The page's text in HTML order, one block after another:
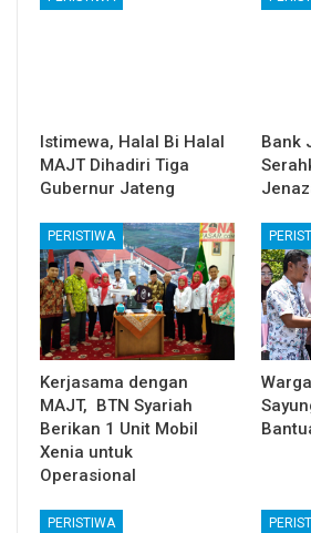
Istimewa, Halal Bi Halal
MAJT Dihadiri Tiga
Gubernur Jateng
Bank
PERISTIWA
Kerjasama dengan
MAJT, BTN Syariah
Berikan 1 Unit Mobil
Xenia untuk
Operasional
PERISTIWA